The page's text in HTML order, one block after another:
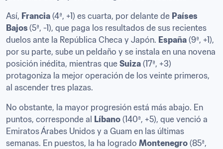
Así, Francia (4ª, +1) es cuarta, por delante de Países
Bajos (5ª, -1), que paga los resultados de sus recientes
duelos ante la República Checa y Japón. España (9ª, +1),
por su parte, sube un peldaño y se instala en una novena
posición inédita, mientras que Suiza (17ª, +3)
protagoniza la mejor operación de los veinte primeros,
al ascender tres plazas.
No obstante, la mayor progresión está más abajo. En
puntos, corresponde al
Líbano (140ª, +5), que venció a
Emiratos Árabes Unidos y a Guam en las últimas
semanas. En puestos, la ha logrado Montenegro (85ª,